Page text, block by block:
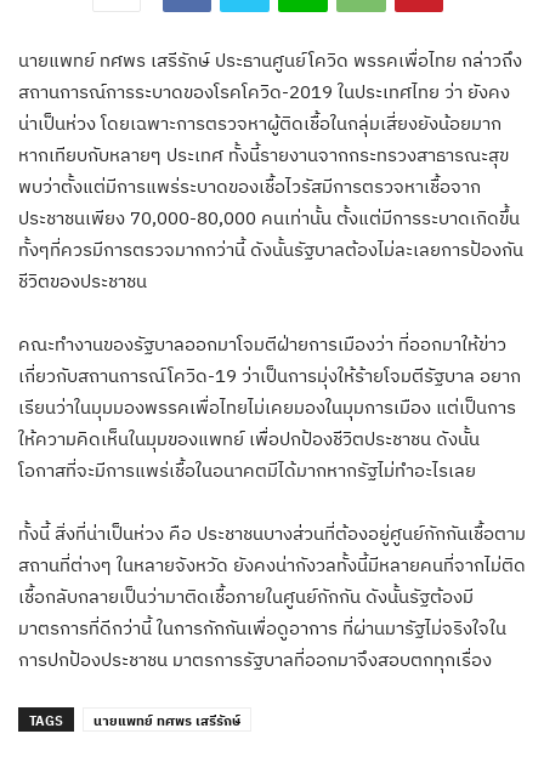
นายแพทย์ ทศพร เสรีรักษ์ ประธานศูนย์โควิด พรรคเพื่อไทย กล่าวถึง
สถานการณ์การระบาดของโรคโควิด-2019 ในประเทศไทย ว่า ยังคง
น่าเป็นห่วง โดยเฉพาะการตรวจหาผู้ติดเชื้อในกลุ่มเสี่ยงยังน้อยมาก
หากเทียบกับหลายๆ ประเทศ ทั้งนี้รายงานจากกระทรวงสาธารณะสุข
พบว่าตั้งแต่มีการแพร่ระบาดของเชื้อไวรัสมีการตรวจหาเชื้อจาก
ประชาชนเพียง 70,000-80,000 คนเท่านั้น ตั้งแต่มีการระบาดเกิดขึ้น
ทั้งๆที่ควรมีการตรวจมากกว่านี้ ดังนั้นรัฐบาลต้องไม่ละเลยการป้องกัน
ชีวิตของประชาชน
คณะทำงานของรัฐบาลออกมาโจมตีฝ่ายการเมืองว่า ที่ออกมาให้ข่าว
เกี่ยวกับสถานการณ์โควิด-19 ว่าเป็นการมุ่งให้ร้ายโจมตีรัฐบาล อยาก
เรียนว่าในมุมมองพรรคเพื่อไทยไม่เคยมองในมุมการเมือง แต่เป็นการ
ให้ความคิดเห็นในมุมของแพทย์ เพื่อปกป้องชีวิตประชาชน ดังนั้น
โอกาสที่จะมีการแพร่เชื้อในอนาคตมีได้มากหากรัฐไม่ทำอะไรเลย
ทั้งนี้ สิ่งที่น่าเป็นห่วง คือ ประชาชนบางส่วนที่ต้องอยู่ศูนย์กักกันเชื้อตาม
สถานที่ต่างๆ ในหลายจังหวัด ยังคงน่ากังวลทั้งนี้มีหลายคนที่จากไม่ติด
เชื้อกลับกลายเป็นว่ามาติดเชื้อภายในศูนย์กักกัน ดังนั้นรัฐต้องมี
มาตรการที่ดีกว่านี้ ในการกักกันเพื่อดูอาการ ที่ผ่านมารัฐไม่จริงใจใน
การปกป้องประชาชน มาตรการรัฐบาลที่ออกมาจึงสอบตกทุกเรื่อง
TAGS นายแพทย์ ทศพร เสรีรักษ์